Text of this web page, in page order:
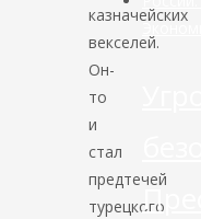
казначейских
векселей.
Он-
то
и
стал
предтечей
турецкого